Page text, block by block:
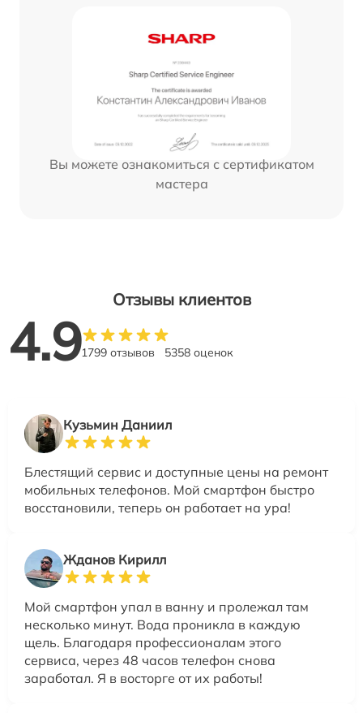
Вы можете ознакомиться с сертификатом
мастера
Отзывы клиентов
4.91799 отзывов 5358 оценок
Кузьмин Даниил
Блестящий сервис и доступные цены на ремонт
мобильных телефонов. Мой смартфон быстро
восстановили, теперь он работает на ура!
Жданов Кирилл
Мой смартфон упал в ванну и пролежал там
несколько минут. Вода проникла в каждую
щель. Благодаря профессионалам этого
сервиса, через 48 часов телефон снова
заработал. Я в восторге от их работы!